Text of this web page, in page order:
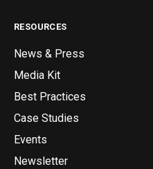
RESOURCES
News & Press
Media Kit
Best Practices
Case Studies
Events
Newsletter